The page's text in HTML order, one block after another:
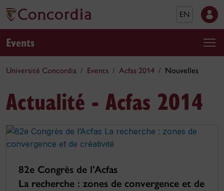
EN
Events
Université Concordia Events Acfas 2014 Nouvelles
Actualité - Acfas 2014
82e Congrès de l’Acfas
La recherche : zones de convergence et de